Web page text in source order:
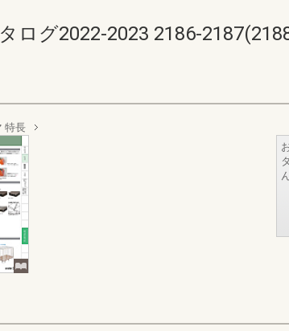
ログ2022-2023 2186-
特長